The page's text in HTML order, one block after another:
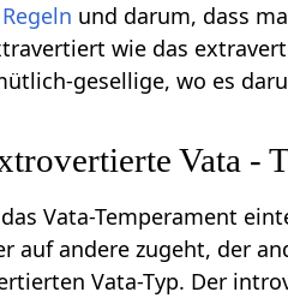
Regeln und darum, dass
wie das
gesellige, wo es
Vata -
Vata-Temperament
auf andere zugeht, der
Vata-Typ. Der